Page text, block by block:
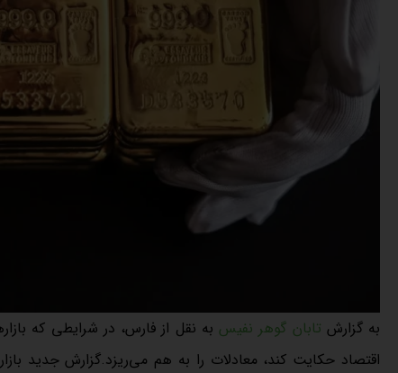
به گزارش تابان گوهر نفیس به نقل از فارس، در شرایطی که
اقتصاد حکایت کند، معادلات را به هم می‌ریزد.گزارش جدید